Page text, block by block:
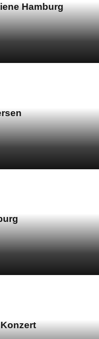
Hamburg